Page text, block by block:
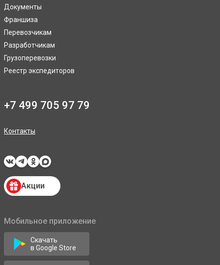
Документы
Франшиза
Перевозчикам
Разработчикам
Грузоперевозки
Реестр экспедиторов
+7 499 705 97 79
Контакты
Акции
Мобильное приложение
Скачать
в Google Store